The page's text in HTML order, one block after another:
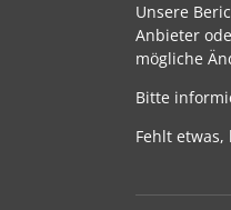
Unsere
Anbieter
mögliche
Bitte
Fehlt